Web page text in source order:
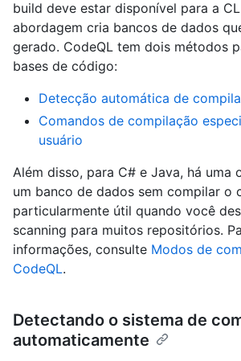
build deve estar disponível para a
abordagem cria bancos de dados
gerado. CodeQL tem dois métodos
bases de código:
Detecção automática de
Comandos de compilação
usuário
Além disso, para C# e Java, há uma
um banco de dados sem compilar o
particularmente útil quando você
scanning para muitos repositórios.
informações, consulte Modos de
CodeQL.
Detectando o sistema de
automaticamente